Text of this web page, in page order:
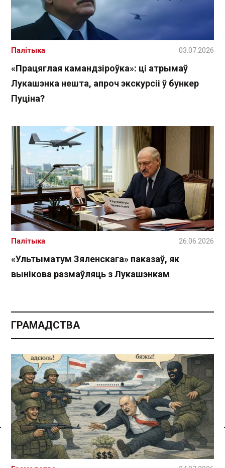
Спасылка без VPN
«Працяглая камандзіроўка»: ці атрымаў
Лукашэнка нешта, апроч экскурсіі ў бункер
Пуціна?
Палітыка 03.07.2026
«Ультыматум Зяленскага» паказаў, як
вынікова размаўляць з Лукашэнкам
Палітыка 26.06.2026
ГРАМАДСТВА